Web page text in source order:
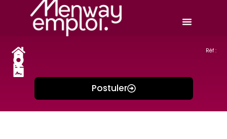
Réf :
Postuler